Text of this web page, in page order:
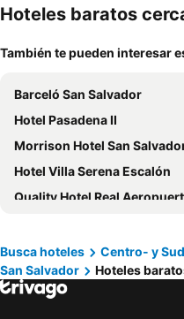
Hoteles baratos
También te pueden interesar
Barceló San Salvador
Hotel Pasadena II
Morrison Hotel San
Hotel Villa Serena Escalón
Quality Hotel Real
Best Western Plus Hotel Terraza
Terra Bella Hotel Boutique
Fairfield by Marriott San Salvador
Busca hoteles Centro- y
San Salvador
Hoteles